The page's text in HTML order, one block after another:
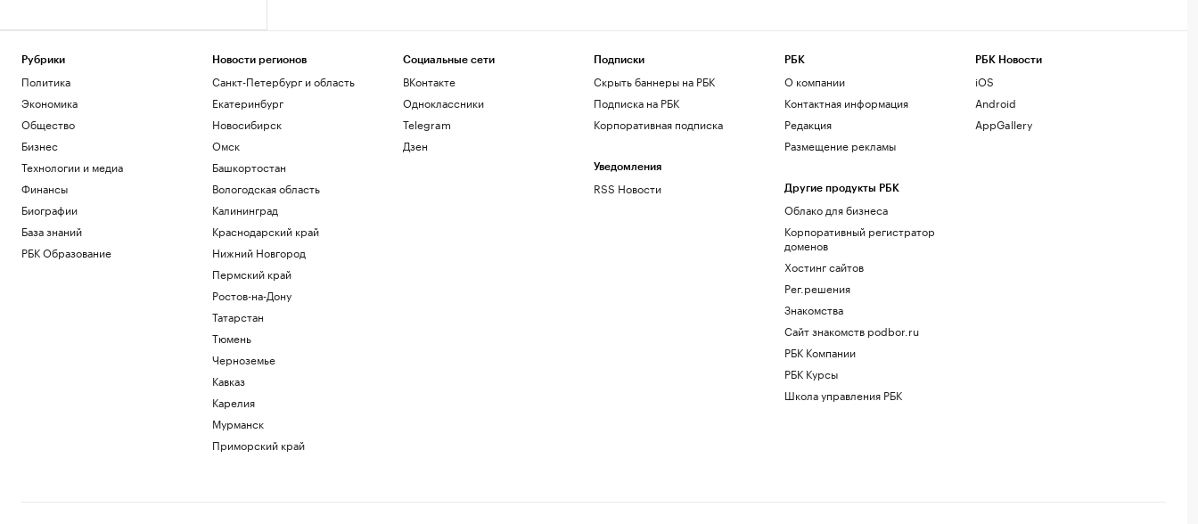
Рубрики
Политика
Экономика
Общество
Бизнес
Технологии и медиа
Финансы
Биографии
База знаний
РБК Образование
Новости регионов
Санкт-Петербург и область
Екатеринбург
Новосибирск
Омск
Башкортостан
Вологодская область
Калининград
Краснодарский край
Нижний Новгород
Пермский край
Ростов-на-Дону
Татарстан
Тюмень
Черноземье
Кавказ
Карелия
Мурманск
Приморский край
Социальные сети
ВКонтакте
Одноклассники
Telegram
Дзен
Подписки
Скрыть баннеры на РБК
Подписка на РБК
Корпоративная подписка
Уведомления
RSS Новости
РБК
О компании
Контактная информация
Редакция
Размещение рекламы
Другие продукты РБК
Облако для бизнеса
Корпоративный регистратор
доменов
Хостинг сайтов
Рег.решения
Знакомства
Сайт знакомств podbor.ru
РБК Компании
РБК Курсы
Школа управления РБК
РБК Новости
iOS
Android
AppGallery